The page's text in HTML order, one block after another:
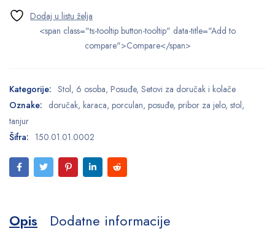
<span class="ts-tooltip button-tooltip" data-title="Add to
compare">Compare</span>
Kategorije: Stol, 6 osoba, Posuđe, Setovi za doručak i kolače
Oznake: doručak, karaca, porculan, posuđe, pribor za jelo, stol,
tanjur
Šifra: 150.01.01.0002
Opis
Dodatne informacije